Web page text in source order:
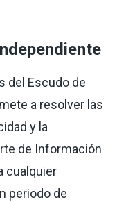
del Escudo de
a resolver las
y la
de Información
cualquier
periodo de